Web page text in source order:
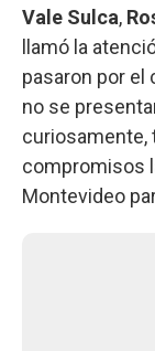
Vale Sulca,
llamó la
pasaron por el
no se
curiosamente,
compromisos
Montevideo